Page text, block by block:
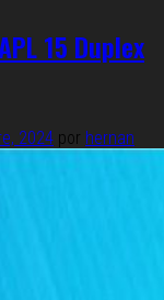
15 Duplex
2024 por hernan